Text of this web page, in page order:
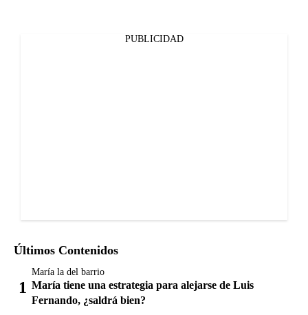
PUBLICIDAD
Últimos Contenidos
María la del barrio
María tiene una estrategia para alejarse de Luis
Fernando, ¿saldrá bien?